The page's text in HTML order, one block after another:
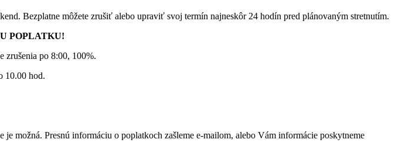
Bezplatne môžete zrušiť alebo upraviť svoj termín najneskôr 24 hodín pred plánovaným stretnutím.
POPLATKU!
zrušenia po 8:00, 100%.
10.00 hod.
možná. Presnú informáciu o poplatkoch zašleme e-mailom, alebo Vám informácie poskytneme